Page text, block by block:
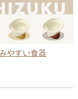
やすい食器